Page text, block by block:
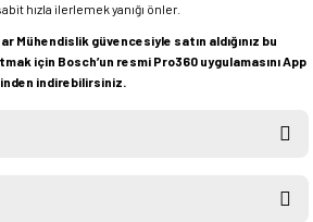
hızla ilerlemek yanığı önler.
Mühendislik güvencesiyle satın aldığınız bu
için Bosch’un resmi Pro360 uygulamasını App
indirebilirsiniz.